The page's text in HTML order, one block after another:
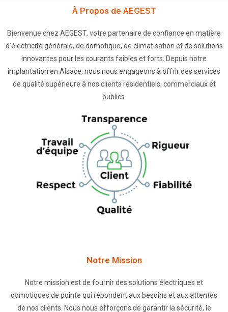
À Propos de AEGEST
Bienvenue chez AEGEST, votre partenaire de confiance en matière
d’électricité générale, de domotique, de climatisation et de solutions
innovantes pour les courants faibles et forts. Depuis notre
implantation en Alsace, nous nous engageons à offrir des services
de qualité supérieure à nos clients résidentiels, commerciaux et
publics.
Notre Mission
Notre mission est de fournir des solutions électriques et
domotiques de pointe qui répondent aux besoins et aux attentes
de nos clients. Nous nous efforçons de garantir la sécurité, le